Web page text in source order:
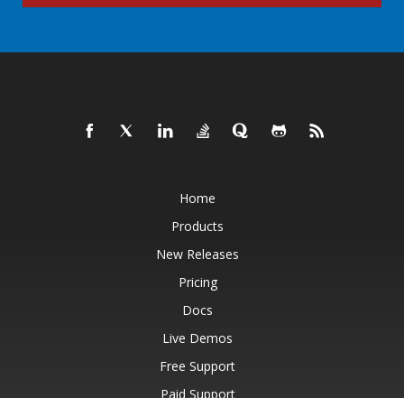
Home
Products
New Releases
Pricing
Docs
Live Demos
Free Support
Paid Support